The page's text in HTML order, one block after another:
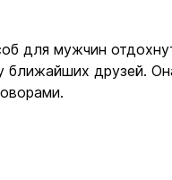
для мужчин
ближайших друзей.
Доставка и оплата
Новости и статьи